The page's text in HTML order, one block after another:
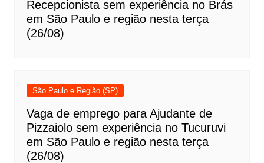
Recepcionista sem experiência no Brás
em São Paulo e região nesta terça
(26/08)
São Paulo e Região (SP)
Vaga de emprego para Ajudante de
Pizzaiolo sem experiência no Tucuruvi
em São Paulo e região nesta terça
(26/08)